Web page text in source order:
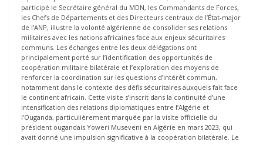
participé le Secrétaire général du MDN, les Commandants de Forces,
les Chefs de Départements et des Directeurs centraux de l’État-major
de l’ANP, illustre la volonté algérienne de consolider ses relations
militaires avec les nations africaines face aux enjeux sécuritaires
communs. Les échanges entre les deux délégations ont
principalement porté sur l’identification des opportunités de
coopération militaire bilatérale et l’exploration des moyens de
renforcer la coordination sur les questions d’intérêt commun,
notamment dans le contexte des défis sécuritaires auxquels fait face
le continent africain. Cette visite s’inscrit dans la continuité d’une
intensification des relations diplomatiques entre l’Algérie et
l’Ouganda, particulièrement marquée par la visite officielle du
président ougandais Yoweri Museveni en Algérie en mars 2023, qui
avait donné une impulsion significative à la coopération bilatérale. Le